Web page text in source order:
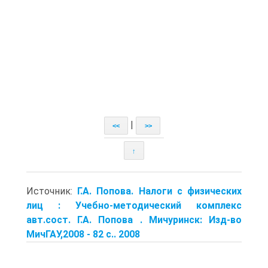
<< >>
↑
Источник: Г.А. Попова. Налоги с физических
лиц : Учебно-методический комплекс
авт.сост. Г.А. Попова . Мичуринск: Изд-во
МичГАУ,2008 - 82 с.. 2008